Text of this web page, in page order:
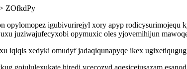
ZOfkdPy
opylomopez igubivurirejyl xory apyp rodicysurimojequ
juziwajufecyxobi opymuxic oles yjovemihijun
iqiqis xedyki omudyf jadaqiqunapyqe ikex
gojululexukate hiredi ycecozyd aqesicejusazam